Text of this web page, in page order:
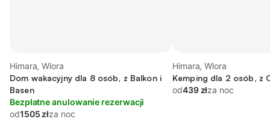
Himara, Wlora
Dom wakacyjny dla 8 osób, z Balkon i
Basen
Bezpłatne anulowanie rezerwacji
od1505 złza noc
Himara, Wlora
Kemping dla 2 osób, z
od439 złza noc